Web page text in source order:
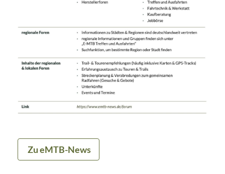
Zu eMTB-News